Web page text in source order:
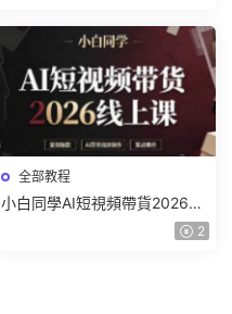
全部教程
小白同學AI短視頻帶貨2026線
2